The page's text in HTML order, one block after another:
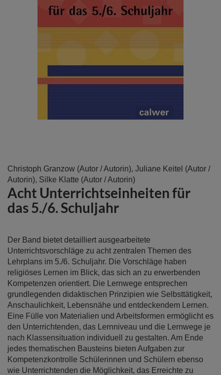
Christoph Granzow (Autor / Autorin), Juliane Keitel (Autor /
Autorin), Silke Klatte (Autor / Autorin)
Acht Unterrichtseinheiten für
das 5./6. Schuljahr
Der Band bietet detailliert ausgearbeitete
Unterrichtsvorschläge zu acht zentralen Themen des
Lehrplans im 5./6. Schuljahr. Die Vorschläge haben
religiöses Lernen im Blick, das sich an zu erwerbenden
Kompetenzen orientiert. Die Lernwege entsprechen
grundlegenden didaktischen Prinzipien wie Selbsttätigkeit,
Anschaulichkeit, Lebensnähe und entdeckendem Lernen.
Eine Fülle von Materialien und Arbeitsformen ermöglicht es
den Unterrichtenden, das Lernniveau und die Lernwege je
nach Klassensituation individuell zu gestalten. Am Ende
jedes thematischen Bausteins bieten Aufgaben zur
Kompetenzkontrolle Schülerinnen und Schülern ebenso
wie Unterrichtenden die Möglichkeit, das Erreichte zu
Zum
Anfang
der
Bildergalerie
springen